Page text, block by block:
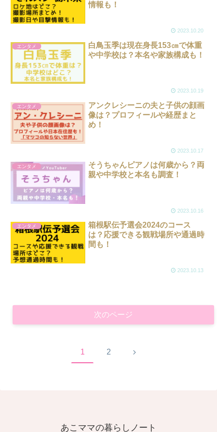
情報も！
2023.10.20
エンタメ
白鳥玉季は現在身長153㎝で体重
や中学校は？本名や家族構成も！
2023.10.19
エンタメ
アンクレシーニの夫と子供の顔画
像は？プロフィールや経歴まと
め！
2023.10.17
エンタメ
そうちゃんピアノは何歳から？両
親や中学校と本名も調査！
2023.10.16
エンタメ
箱根駅伝予選会2024のコース
は？応援できる観戦場所や通過時
間も！
2023.10.13
次のページ
1 2 次
あこママの暮らしノート